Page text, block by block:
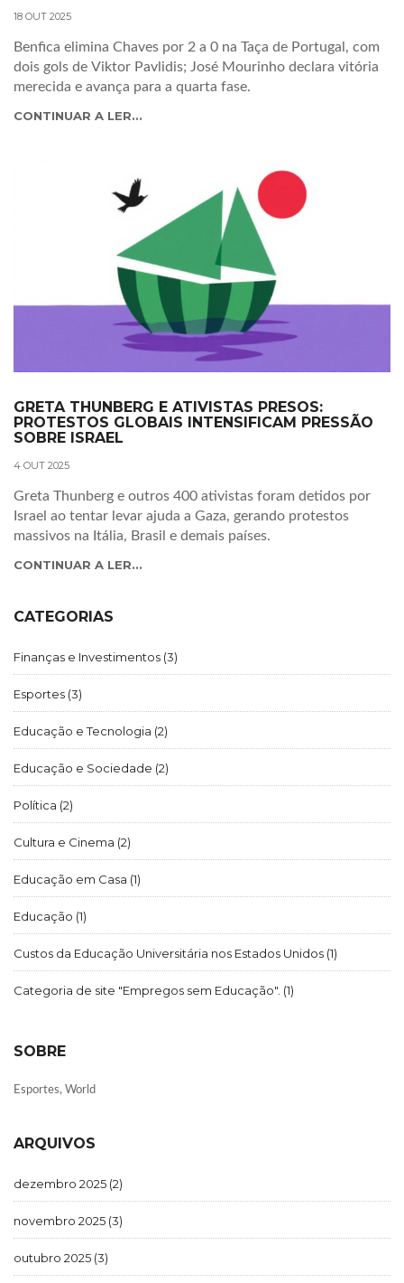
18 OUT 2025
Benfica elimina Chaves por 2 a 0 na Taça de Portugal, com
dois gols de Viktor Pavlidis; José Mourinho declara vitória
merecida e avança para a quarta fase.
CONTINUAR A LER...
GRETA THUNBERG E ATIVISTAS PRESOS:
PROTESTOS GLOBAIS INTENSIFICAM PRESSÃO
SOBRE ISRAEL
4 OUT 2025
Greta Thunberg e outros 400 ativistas foram detidos por
Israel ao tentar levar ajuda a Gaza, gerando protestos
massivos na Itália, Brasil e demais países.
CONTINUAR A LER...
CATEGORIAS
Finanças e Investimentos (3)
Esportes (3)
Educação e Tecnologia (2)
Educação e Sociedade (2)
Política (2)
Cultura e Cinema (2)
Educação em Casa (1)
Educação (1)
Custos da Educação Universitária nos Estados Unidos (1)
Categoria de site "Empregos sem Educação". (1)
SOBRE
Esportes, World
ARQUIVOS
dezembro 2025 (2)
novembro 2025 (3)
outubro 2025 (3)